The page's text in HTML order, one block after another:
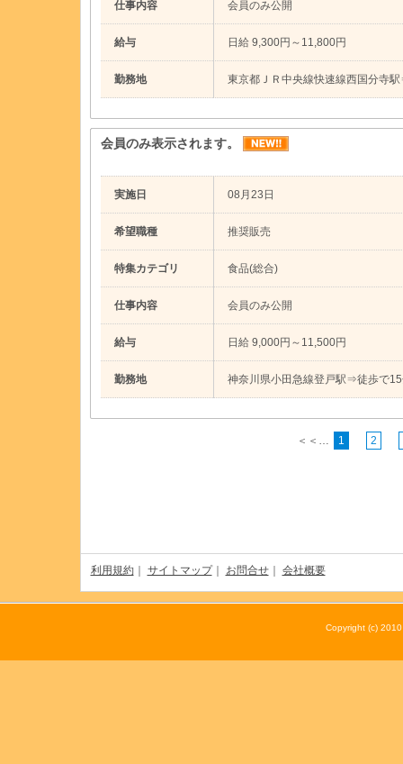
仕事内容 会員のみ公開
給与 日給 9,300円～11,800円
勤務地 東京都ＪＲ中央線快速線西国分寺
会員のみ表示されます。
実施日 08月23日
希望職種 推奨販売
特集カテゴリ 食品(総合)
仕事内容 会員のみ公開
給与 日給 9,000円～11,500円
勤務地 神奈川県小田急線登戸駅⇒徒歩で
＜＜… 1 2
利用規約｜ サイトマップ｜ お問合せ｜ 会社概要
Copyright (c)